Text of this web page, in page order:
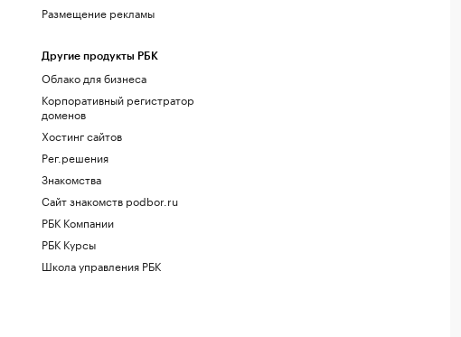
Размещение рекламы
Другие продукты РБК
Облако для бизнеса
Корпоративный регистратор
доменов
Хостинг сайтов
Рег.решения
Знакомства
Сайт знакомств podbor.ru
РБК Компании
РБК Курсы
Школа управления РБК